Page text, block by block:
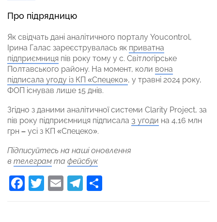
Про підрядницю
Як свідчать дані аналітичного порталу Youcontrol,
Ірина Галас зареєструвалась як приватна
підприємниця пів року тому у с. Світлогірське
Полтавського району. На момент, коли вона
підписала угоду із КП «Спецеко», у травні 2024 року,
ФОП існував лише 15 днів.
Згідно з даними аналітичної системи Clarity Project, за
пів року підприємниця підписала 3 угоди на 4,16 млн
грн – усі з КП «Спецеко».
Підписуйтесь на наші оновлення
в телеграм та фейсбук
Facebook
Twitter
EmailTelegram